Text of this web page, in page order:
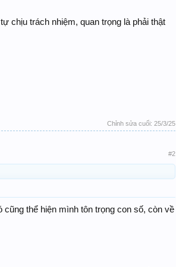
chịu trách nhiệm, quan trọng là phải thật
Chỉnh sửa cuối: 25/3/25
#2
thể hiện mình tôn trọng con số, còn về